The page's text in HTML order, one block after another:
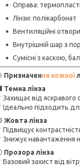
Оправа:
Лінзи: полікарбонат
Вентиляційні
Внутрішній шар з
Сумісні з каскою,
Призначення кожної
Темна лінза
Захищає від яскравого
Ідеально підходить
Жовта лінза
Підвищує
Знижує навантаження
Прозора лінза
Базовий захист від